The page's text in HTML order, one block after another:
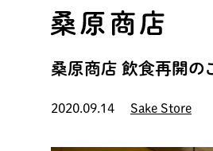
桑原商店 飲食再開の
2020.09.14 Sake Store